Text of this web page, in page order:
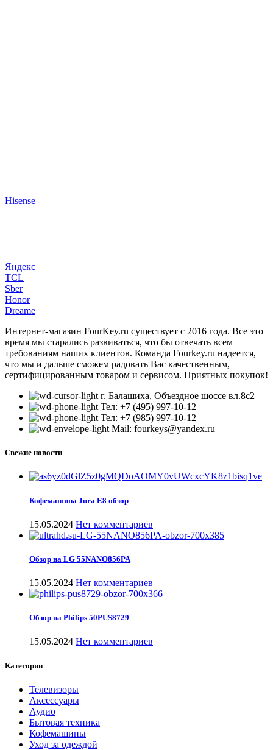
Hisense
Яндекс
TCL
Sber
Honor
Dreame
Интернет-магазин FourKey.ru существует с 2016 года. Все это
время мы старались развиваться, что бы отвечать всем
требованиям наших клиентов. Команда Fourkey.ru надеется,
что мы и дальше сможем радовать Вас качественным,
сертифицированным товаром и сервисом. Приятных покупок!
г. Балашиха, Объездное шоссе вл.8c2
Тел: +7 (495) 997-10-12
Тел: +7 (985) 997-10-12
Mail: fourkeys@yandex.ru
Свежие новости
Кофемашина Jura E8 обзор
15.05.2024 Нет комментариев
Обзор на LG 55NANO856PA
15.05.2024 Нет комментариев
Обзор на Philips 50PUS8729
15.05.2024 Нет комментариев
Категории
Телевизоры
Аксессуары
Аудио
Бытовая техника
Кофемашины
Уход за одеждой